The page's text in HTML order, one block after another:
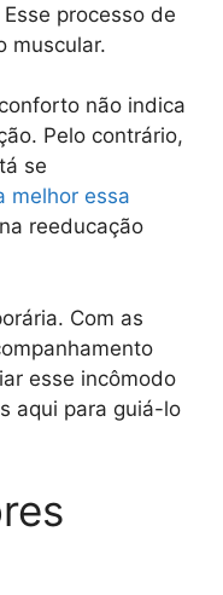
processo de
muscular.
não indica
Pelo contrário,
se
melhor essa
reeducação
Com as
esse incômodo
aqui para guiá-lo